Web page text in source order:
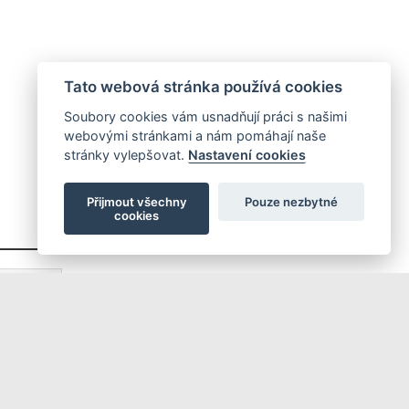
Tato webová stránka používá cookies
Soubory cookies vám usnadňují práci s našimi
webovými stránkami a nám pomáhají naše
stránky vylepšovat. Nastavení cookies
Přijmout všechny
cookies
Pouze nezbytné